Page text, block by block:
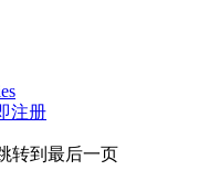
注册
转到最后一页